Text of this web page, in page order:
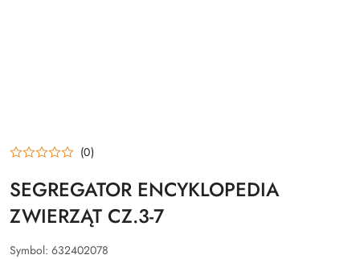
(0)
SEGREGATOR ENCYKLOPEDIA
ZWIERZĄT CZ.3-7
Symbol: 632402078